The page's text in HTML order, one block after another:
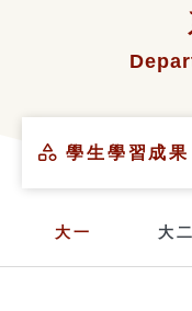
學生學習成果
大一 大二